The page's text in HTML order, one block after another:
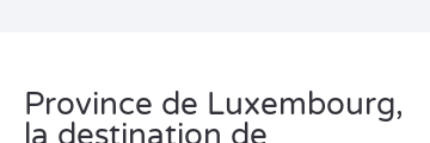
Province de Luxembourg,
la destination de